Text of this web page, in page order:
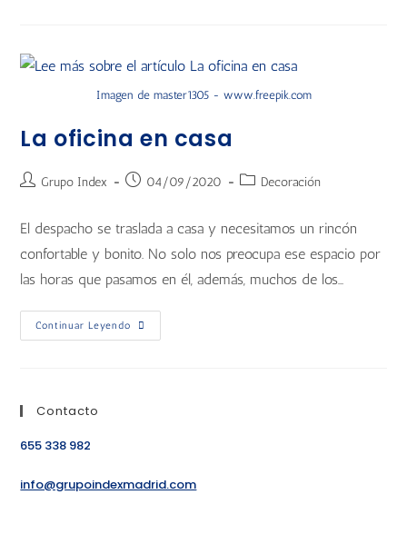
Imagen de master1305 - www.freepik.com
La oficina en casa
Grupo Index 04/09/2020 Decoración
El despacho se traslada a casa y necesitamos un rincón
confortable y bonito. No solo nos preocupa ese espacio por
las horas que pasamos en él, además, muchos de los…
Continuar Leyendo
Contacto
655 338 982
info@grupoindexmadrid.com